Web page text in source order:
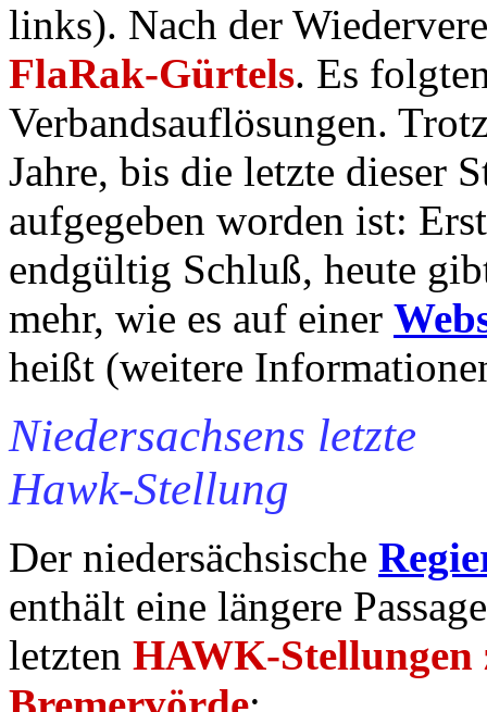
links). Nach der
FlaRak-Gürtels. Es
Verbandsauflösungen.
Jahre, bis die letzte dieser
aufgegeben worden ist:
endgültig Schluß, heute
mehr, wie es auf einer
heißt (weitere
Niedersachsens letzte
Hawk-Stellung
Der niedersächsische
enthält eine längere
letzten HAWK-Stellungen